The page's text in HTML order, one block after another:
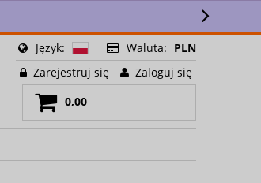
Język: Waluta: PLN
Zarejestruj się
Zaloguj się
0,00